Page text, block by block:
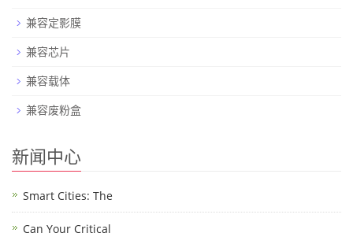
兼容定影膜
兼容芯片
兼容载体
兼容废粉盒
新闻中心
Smart Cities: The
Can Your Critical